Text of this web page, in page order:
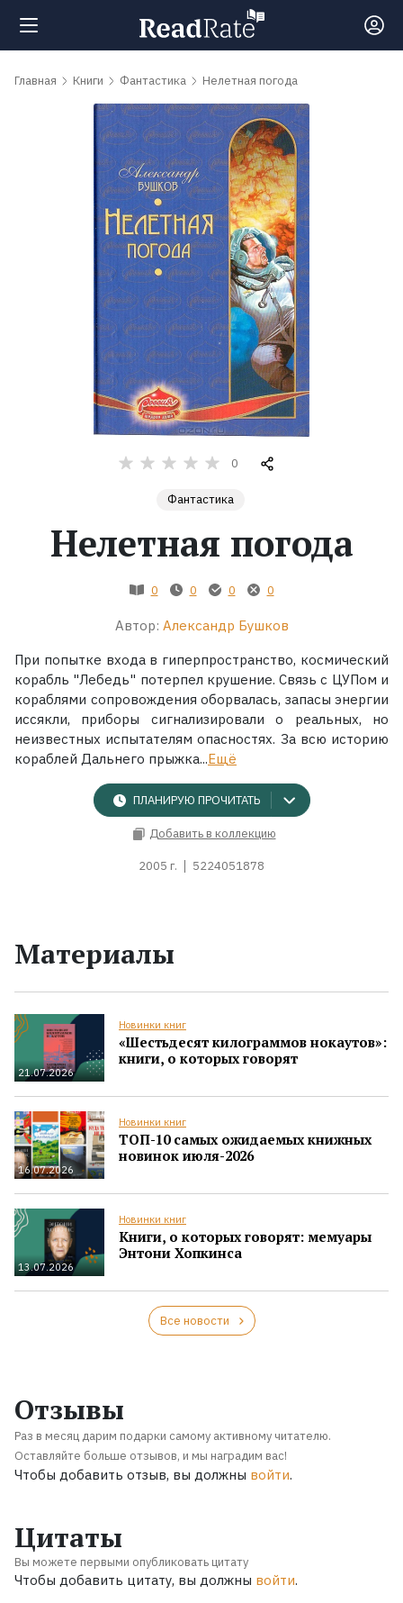
Поиск
Рейтинги
обсуждаемые
Экранизации
Главная Книги Фантастика Нелетная погода
0
Фантастика
Нелетная погода
0 0 0 0
Автор: Александр Бушков
При попытке входа в гиперпространство, космический
корабль "Лебедь" потерпел крушение. Связь с ЦУПом и
кораблями сопровождения оборвалась, запасы энергии
иссякли, приборы сигнализировали о реальных, но
неизвестных испытателям опасностях. За всю историю
кораблей Дальнего прыжка...Ещё
ПЛАНИРУЮ ПРОЧИТАТЬ
Добавить в коллекцию
2005 г. 5224051878
Материалы
21.07.2026
Новинки книг
«Шестьдесят килограммов нокаутов»:
книги, о которых говорят
16.07.2026
Новинки книг
ТОП-10 самых ожидаемых книжных
новинок июля-2026
13.07.2026
Новинки книг
Книги, о которых говорят: мемуары
Энтони Хопкинса
Все новости
Отзывы
Раз в месяц дарим подарки самому активному читателю.
Оставляйте больше отзывов, и мы наградим вас!
Чтобы добавить отзыв, вы должны войти.
Цитаты
Вы можете первыми опубликовать цитату
Чтобы добавить цитату, вы должны войти.